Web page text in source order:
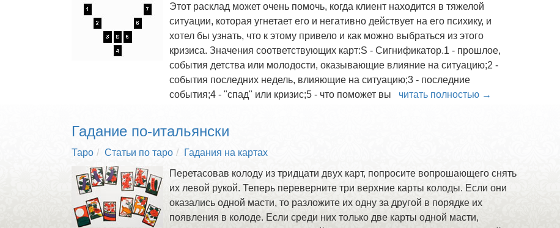
Этот расклад может очень помочь, когда клиент находится в тяжелой
ситуации, которая угнетает его и негативно действует на его психику, и
хотел бы узнать, что к этому привело и как можно выбраться из этого
кризиса. Значения соответствующих карт:S - Сигнификатор.1 - прошлое,
события детства или молодости, оказывающие влияние на ситуацию;2 -
события последних недель, влияющие на ситуацию;3 - последние
события;4 - "спад" или кризис;5 - что поможет вы читать полностью →
Гадание по-итальянски
Таро Статьи по таро
Гадания на картах
Перетасовав колоду из тридцати двух карт, попросите вопрошающего снять
их левой рукой. Теперь переверните три верхние карты колоды. Если они
оказались одной масти, то разложите их одну за другой в порядке их
появления в колоде. Если среди них только две карты одной масти,